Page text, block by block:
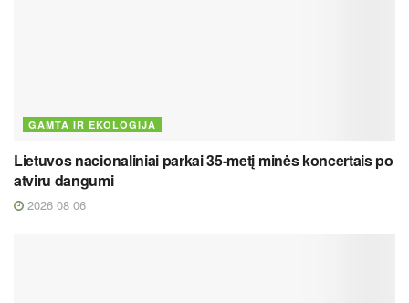
GAMTA IR EKOLOGIJA
Lietuvos nacionaliniai parkai 35-metį minės koncertais po
atviru dangumi
2026 08 06